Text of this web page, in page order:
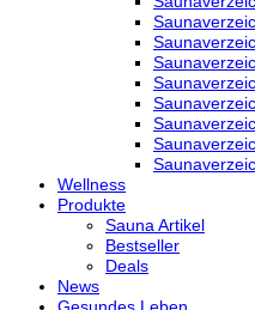
Wellness
Produkte
Sauna Artikel
Bestseller
Deals
News